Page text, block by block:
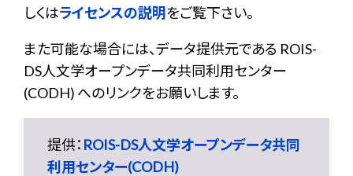
しくはライセンスの説明をご覧下さい。
また可能な場合には、データ提供元である ROIS-
DS人文学オープンデータ共同利用センター
(CODH) へのリンクをお願いします。
提供： ROIS-DS人文学オープンデータ共同
利用センター(CODH)